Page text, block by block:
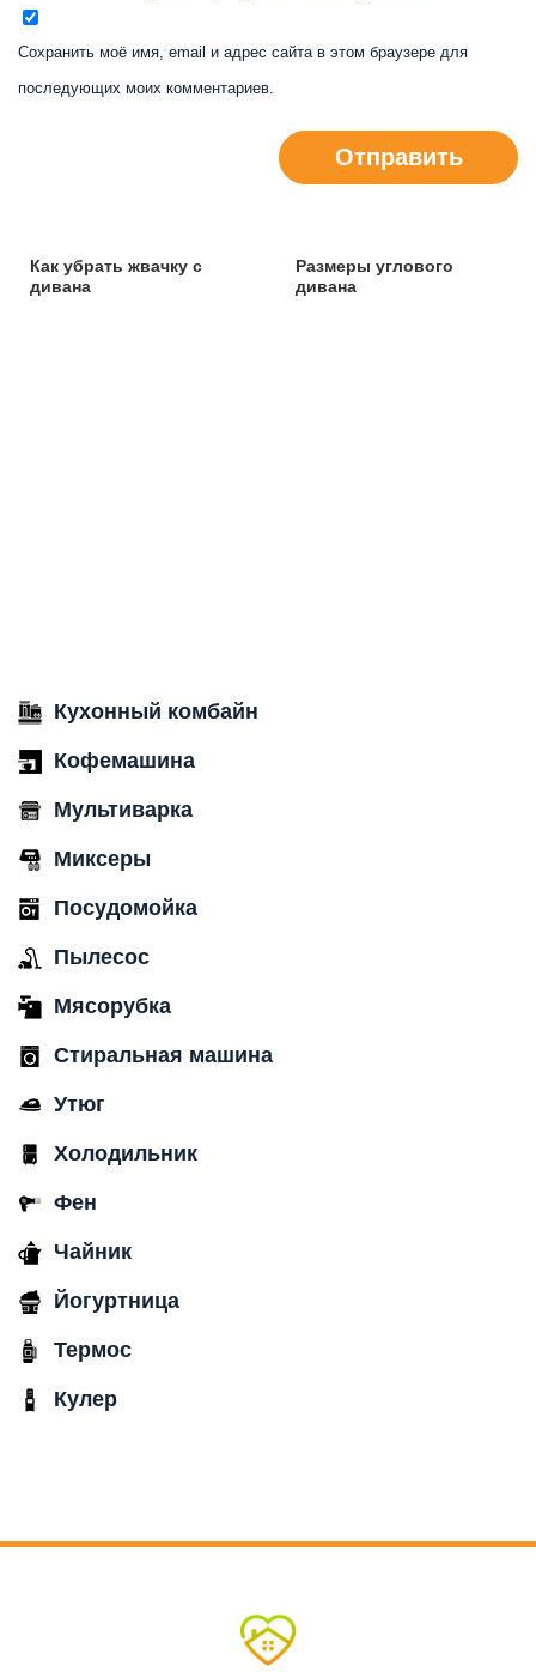
Сохранить моё имя, email и адрес сайта в этом браузере для
последующих моих комментариев.
Отправить
Как убрать жвачку с
дивана
Размеры углового
дивана
Кухонный комбайн
Кофемашина
Мультиварка
Миксеры
Посудомойка
Пылесос
Мясорубка
Стиральная машина
Утюг
Холодильник
Фен
Чайник
Йогуртница
Термос
Кулер